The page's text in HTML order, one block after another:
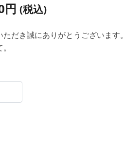
円 (税込)
ただき誠にありがとうございま